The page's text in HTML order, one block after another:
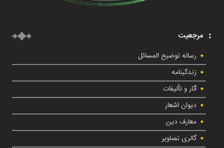
مرجعیت
رساله توضیح المسائل
زندگینامه
آثار و تألیفات
دیوان اشعار
معارف دین
گالری تصاویر